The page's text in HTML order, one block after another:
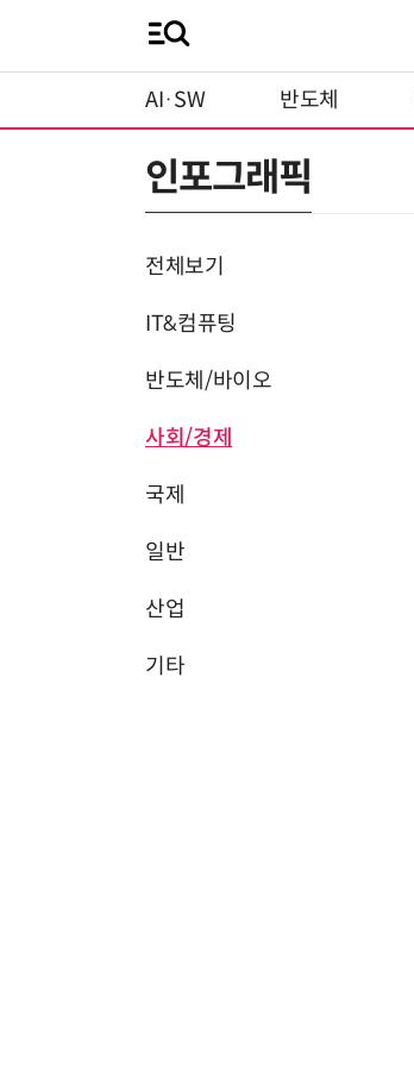
AI·SW 반도체
인포그래픽
전체보기
IT&컴퓨팅
반도체/바이오
사회/경제
국제
일반
산업
기타